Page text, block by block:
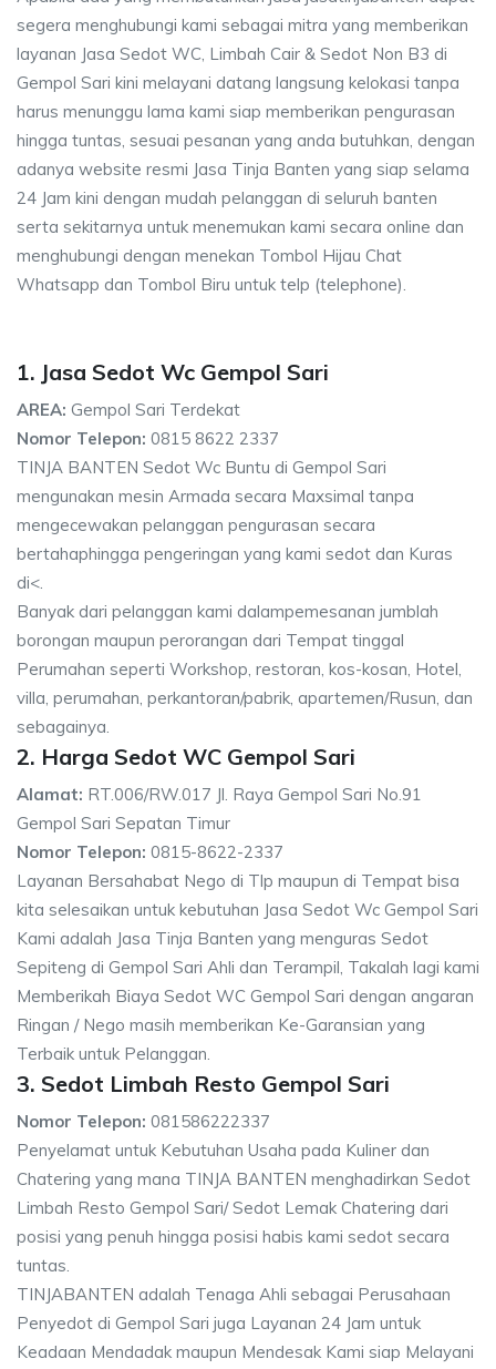
segera menghubungi kami sebagai mitra yang memberikan
layanan Jasa Sedot WC, Limbah Cair & Sedot Non B3 di
Gempol Sari kini melayani datang langsung kelokasi tanpa
harus menunggu lama kami siap memberikan pengurasan
hingga tuntas, sesuai pesanan yang anda butuhkan, dengan
adanya website resmi Jasa Tinja Banten yang siap selama
24 Jam kini dengan mudah pelanggan di seluruh banten
serta sekitarnya untuk menemukan kami secara online dan
menghubungi dengan menekan Tombol Hijau Chat
Whatsapp dan Tombol Biru untuk telp (telephone).
1. Jasa Sedot Wc Gempol Sari
AREA: Gempol Sari Terdekat
Nomor Telepon: 0815 8622 2337
TINJA BANTEN Sedot Wc Buntu di Gempol Sari
mengunakan mesin Armada secara Maxsimal tanpa
mengecewakan pelanggan pengurasan secara
bertahaphingga pengeringan yang kami sedot dan Kuras
di<.
Banyak dari pelanggan kami dalampemesanan jumblah
borongan maupun perorangan dari Tempat tinggal
Perumahan seperti Workshop, restoran, kos-kosan, Hotel,
villa, perumahan, perkantoran/pabrik, apartemen/Rusun, dan
sebagainya.
2. Harga Sedot WC Gempol Sari
Alamat: RT.006/RW.017 Jl. Raya Gempol Sari No.91
Gempol Sari Sepatan Timur
Nomor Telepon: 0815-8622-2337
Layanan Bersahabat Nego di Tlp maupun di Tempat bisa
kita selesaikan untuk kebutuhan Jasa Sedot Wc Gempol Sari
Kami adalah Jasa Tinja Banten yang menguras Sedot
Sepiteng di Gempol Sari Ahli dan Terampil, Takalah lagi kami
Memberikah Biaya Sedot WC Gempol Sari dengan angaran
Ringan / Nego masih memberikan Ke-Garansian yang
Terbaik untuk Pelanggan.
3. Sedot Limbah Resto Gempol Sari
Nomor Telepon: 081586222337
Penyelamat untuk Kebutuhan Usaha pada Kuliner dan
Chatering yang mana TINJA BANTEN menghadirkan Sedot
Limbah Resto Gempol Sari/ Sedot Lemak Chatering dari
posisi yang penuh hingga posisi habis kami sedot secara
tuntas.
TINJABANTEN adalah Tenaga Ahli sebagai Perusahaan
Penyedot di Gempol Sari juga Layanan 24 Jam untuk
Keadaan Mendadak maupun Mendesak Kami siap Melayani